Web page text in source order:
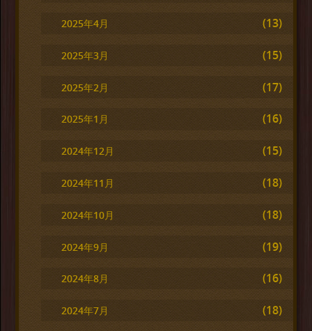
2025年4月 (13)
2025年3月 (15)
2025年2月 (17)
2025年1月 (16)
2024年12月 (15)
2024年11月 (18)
2024年10月 (18)
2024年9月 (19)
2024年8月 (16)
2024年7月 (18)